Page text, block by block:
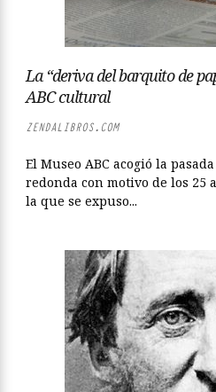
La “deriva del barquito de
ABC cultural
ZENDALIBROS.COM
El Museo ABC acogió la
redonda con motivo de los 25
la que se expuso...